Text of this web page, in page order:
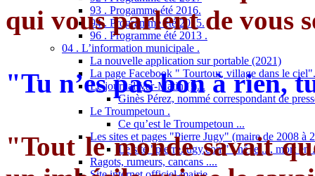
93 . Progamme été 2016.
94 . Programme été 2015.
96 . Programme été 2013 .
04 . L’information municipale .
La nouvelle application sur portable (2021)
La page Facebook " Tourtour, village dans le ciel".
Le journal Var-Matin (!)...
Ginès Pérez, nommé correspondant de
Le Troumpetoun .
Ce qu’est le Troumpetoun ...
Les sites et pages "Pierre Jugy" (maire de 2008 à
Le site "pierre.jugy.com" : né le...., mort en
Ragots, rumeurs, cancans ....
qui vous parlent de vous
"Tu n’es pas bon à rien,
"Tout le monde savait